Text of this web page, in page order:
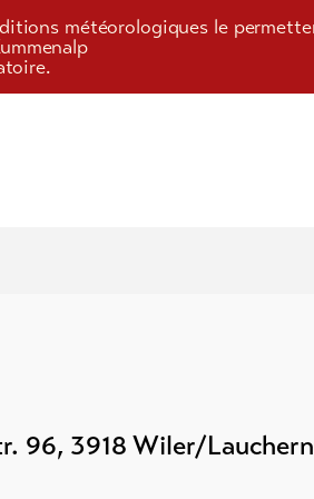
météorologiques le
96, 3918 Wiler/